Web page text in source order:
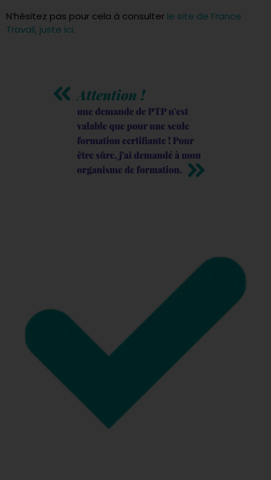
N’hésitez pas pour cela à consulter le site de France
Travail, juste ici.